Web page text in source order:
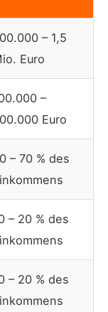
– 1,5
Euro
–
Euro
– 70 % des
– 20 % des
– 20 % des